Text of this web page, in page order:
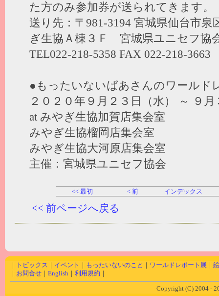
た方のみ参加券が送られてきます。
送り先：〒981-3194 宮城県仙台市
ぎ生協Ａ棟３Ｆ 宮城県ユニセフ協
TEL022-218-5358 FAX 022-218-3663
●もったいないばあさんのワールド
２０２０年９月２３日（水） ～ ９
at みやぎ生協加賀店集会室
みやぎ生協榴岡店集会室
みやぎ生協大河原店集会室
主催：宮城県ユニセフ協会
<< 最初 < 前 インデックス
<< 前ページへ戻る
トピックス イベント もったいないのこと ワールドレポート展
お問合せ English 利用規約
Copyright (C) 2004 -